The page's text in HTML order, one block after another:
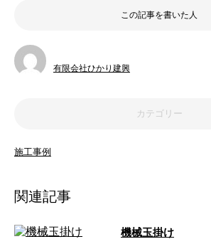
この記事を書いた人
有限会社ひかり建興
カテゴリー
施工事例
関連記事
機械玉掛け